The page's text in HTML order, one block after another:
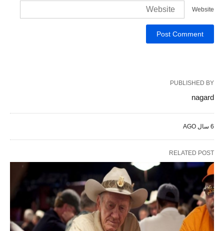
Website
PUBLISHED BY
nagard
6 سال AGO
RELATED POST